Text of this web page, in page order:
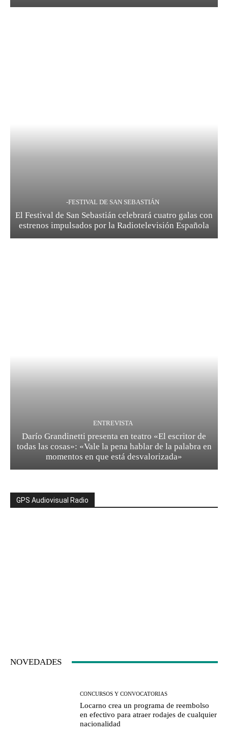
-FESTIVAL DE SAN SEBASTIÁN
El Festival de San Sebastián celebrará cuatro galas con
estrenos impulsados por la Radiotelevisión Española
ENTREVISTA
Darío Grandinetti presenta en teatro «El escritor de
todas las cosas»: «Vale la pena hablar de la palabra en
momentos en que está desvalorizada»
GPS Audiovisual Radio
NOVEDADES
CONCURSOS Y CONVOCATORIAS
Locarno crea un programa de reembolso
en efectivo para atraer rodajes de cualquier
nacionalidad